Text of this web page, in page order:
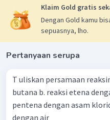
Klaim Gold gratis
Dengan Gold kamu
sepuasnya, lho.
Pertanyaan serupa
T uliskan persamaan reaksinya: a. reaksi
butana b. reaksi etena dengan bromin c. reaksi 2-metil-1-
pentena dengan asam klorida d. reaksi kalsium
dengan air